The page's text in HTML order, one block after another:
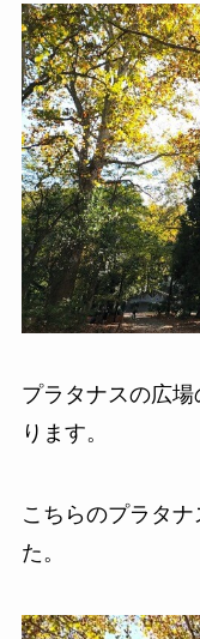
プラタナスの広
ります。
こちらのプラタ
た。